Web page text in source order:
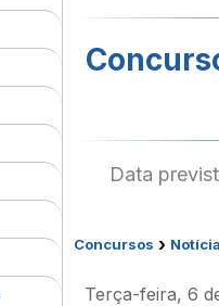
Data
Concursos ›
Terça-feira, 6